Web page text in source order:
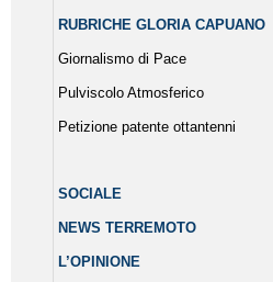
RUBRICHE GLORIA CAPUANO
Giornalismo di Pace
Pulviscolo Atmosferico
Petizione patente ottantenni
SOCIALE
NEWS TERREMOTO
L’OPINIONE